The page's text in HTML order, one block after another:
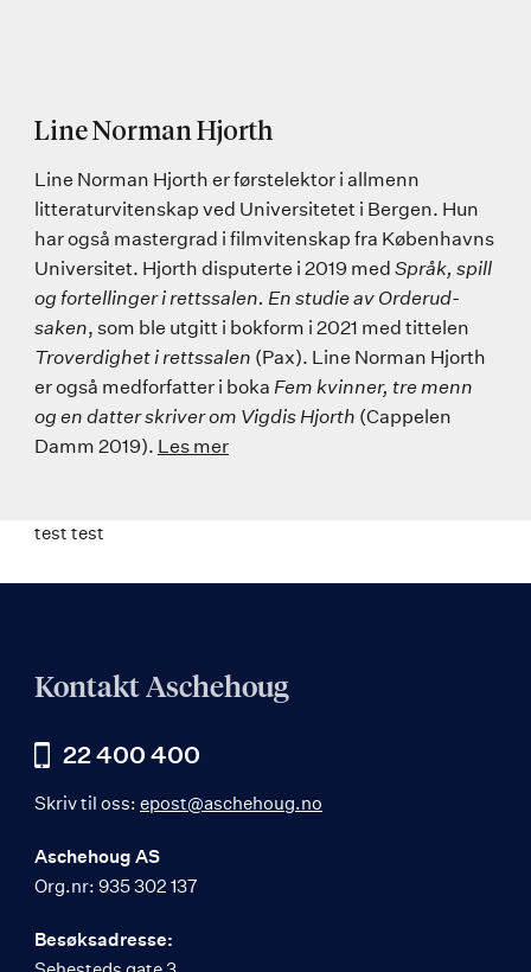
Line Norman Hjorth
Line Norman Hjorth er førstelektor i allmenn
litteraturvitenskap ved Universitetet i Bergen. Hun
har også mastergrad i filmvitenskap fra Københavns
Universitet. Hjorth disputerte i 2019 med Språk, spill
og fortellinger i rettssalen. En studie av Orderud-
saken, som ble utgitt i bokform i 2021 med tittelen
Troverdighet i rettssalen (Pax). Line Norman Hjorth
er også medforfatter i boka Fem kvinner, tre menn
og en datter skriver om Vigdis Hjorth (Cappelen
Damm 2019). Les mer
test test
Kontakt Aschehoug
22 400 400
Skriv til oss: epost@aschehoug.no
Aschehoug AS
Org.nr: 935 302 137
Besøksadresse: